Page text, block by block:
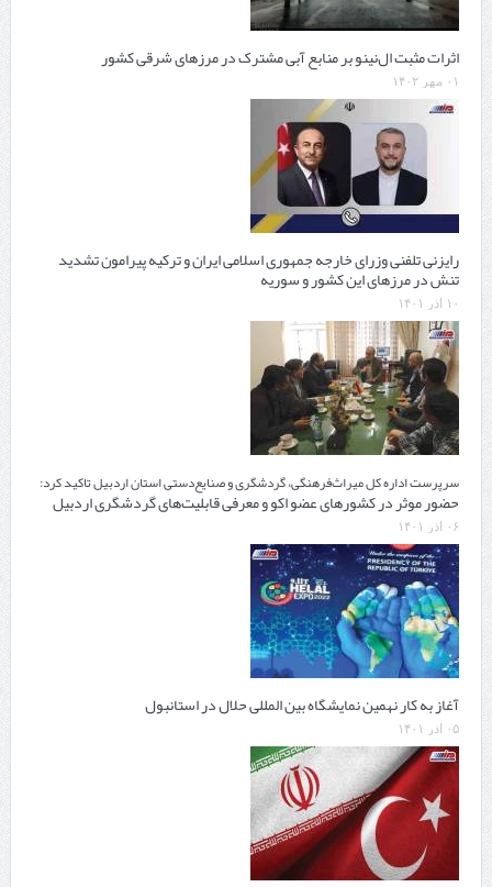
اثرات مثبت ال‌نینو بر منابع آبی مشترک در مرزهای شرقی کشور
۰۱ مهر ۱۴۰۲
رایزنی تلفنی وزرای خارجه جمهوری اسلامی ایران و ترکیه پیرامون تشدید
تنش در مرزهای این کشور و سوریه
۱۰ آذر ۱۴۰۱
سرپرست اداره کل میراث‌فرهنگی، گردشگری و صنایع‌دستی استان اردبیل تاکید کرد:
حضور موثر در کشورهای عضو اکو و معرفی قابلیت‌های گردشگری اردبیل
۰۶ آذر ۱۴۰۱
آغاز به کار نهمین نمایشگاه بین المللی حلال در استانبول
۰۵ آذر ۱۴۰۱